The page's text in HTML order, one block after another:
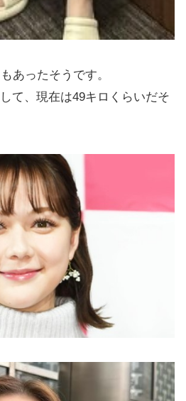
あったそうです。
て、現在は49キロくらいだそ